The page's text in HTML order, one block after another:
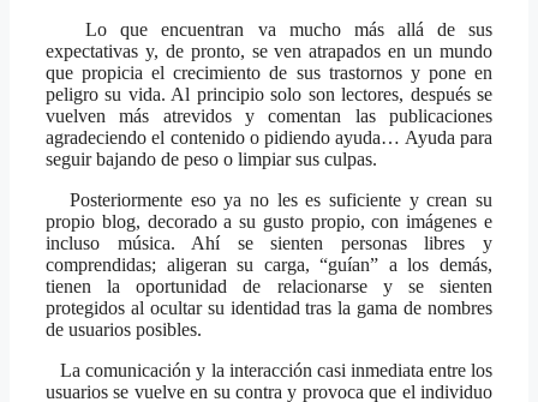
Lo que encuentran va mucho más allá de sus
expectativas y, de pronto, se ven atrapados en un mundo
que propicia el crecimiento de sus trastornos y pone en
peligro su vida. Al principio solo son lectores, después se
vuelven más atrevidos y comentan las publicaciones
agradeciendo el contenido o pidiendo ayuda… Ayuda para
seguir bajando de peso o limpiar sus culpas.
Posteriormente eso ya no les es suficiente y crean su
propio blog, decorado a su gusto propio, con imágenes e
incluso música. Ahí se sienten personas libres y
comprendidas; aligeran su carga, “guían” a los demás,
tienen la oportunidad de relacionarse y se sienten
protegidos al ocultar su identidad tras la gama de nombres
de usuarios posibles.
La comunicación y la interacción casi inmediata entre los
usuarios se vuelve en su contra y provoca que el individuo